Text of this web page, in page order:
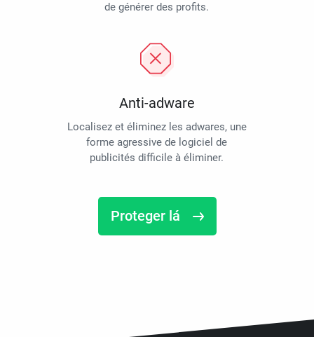
de générer des profits.
Anti-adware
Localisez et éliminez les adwares, une
forme agressive de logiciel de
publicités difficile à éliminer.
Proteger lá